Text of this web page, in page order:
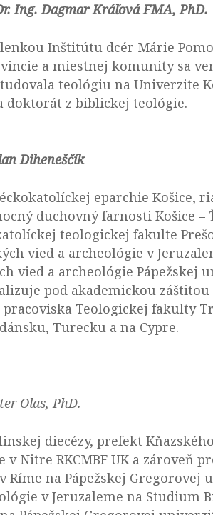
Ing. Dagmar Kráľová FMA, PhD.
Inštitútu dcér Márie
a miestnej komunity sa
teológiu na Univerzite
doktorát z biblickej teológie.
Diheneščík
eparchie Košice,
duchovný farnosti Košice
teologickej fakulte
vied a archeológie v
vied a archeológie Pápežskej
pod akademickou
Teologickej fakulty
Turecku a na Cypre.
Olas, PhD.
diecézy, prefekt
Nitre RKCMBF UK a zároveň
Ríme na Pápežskej
v Jeruzaleme na Studium